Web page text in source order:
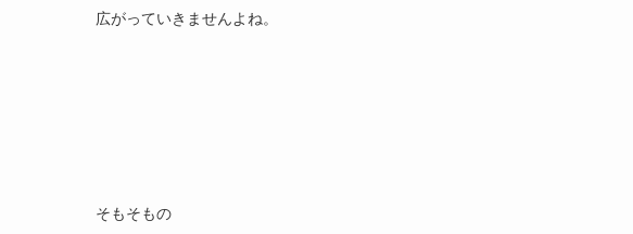
広がっていきませんよね。
そもそもの